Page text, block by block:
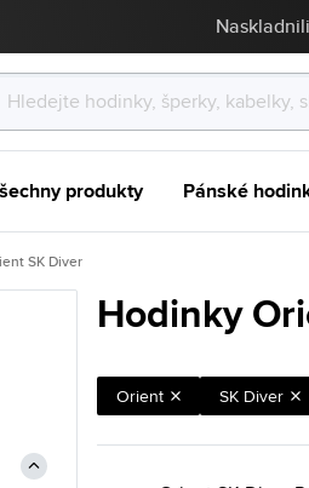
produkty Pánské
SK Diver
Hodinky
Orient SK Diver